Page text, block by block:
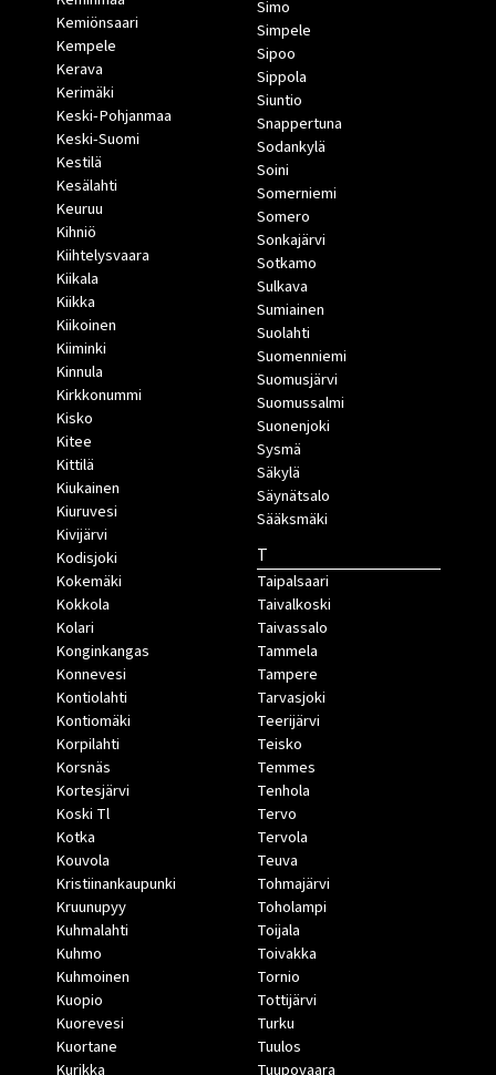
Kemiönsaari
Kempele
Kerava
Kerimäki
Keski-Pohjanmaa
Keski-Suomi
Kestilä
Kesälahti
Keuruu
Kihniö
Kiihtelysvaara
Kiikala
Kiikka
Kiikoinen
Kiiminki
Kinnula
Kirkkonummi
Kisko
Kitee
Kittilä
Kiukainen
Kiuruvesi
Kivijärvi
Kodisjoki
Kokemäki
Kokkola
Kolari
Konginkangas
Konnevesi
Kontiolahti
Kontiomäki
Korpilahti
Korsnäs
Kortesjärvi
Koski Tl
Kotka
Kouvola
Kristiinankaupunki
Kruunupyy
Kuhmalahti
Kuhmo
Kuhmoinen
Kuopio
Kuorevesi
Kuortane
Kurikka
Simo
Simpele
Sipoo
Sippola
Siuntio
Snappertuna
Sodankylä
Soini
Somerniemi
Somero
Sonkajärvi
Sotkamo
Sulkava
Sumiainen
Suolahti
Suomenniemi
Suomusjärvi
Suomussalmi
Suonenjoki
Sysmä
Säkylä
Säynätsalo
Sääksmäki
T
Taipalsaari
Taivalkoski
Taivassalo
Tammela
Tampere
Tarvasjoki
Teerijärvi
Teisko
Temmes
Tenhola
Tervo
Tervola
Teuva
Tohmajärvi
Toholampi
Toijala
Toivakka
Tornio
Tottijärvi
Turku
Tuulos
Tuupovaara